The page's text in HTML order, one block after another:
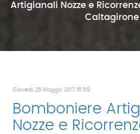
Artigianali Nozze e
Caltagirone
Giovedì, 25 Maggio 2017 16:59
Bomboniere
Nozze e